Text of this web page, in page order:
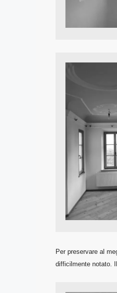
Per preservare al
difficilmente notato.